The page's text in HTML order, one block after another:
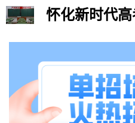
怀化新时代高
补习学校